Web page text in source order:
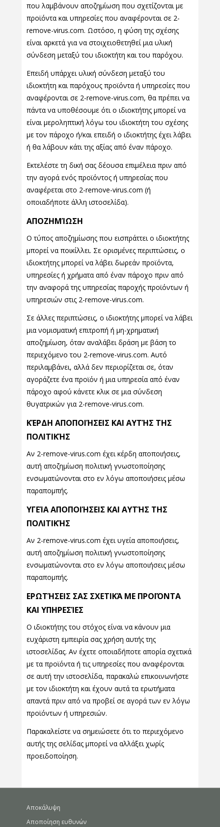
που λαμβάνουν αποζημίωση που σχετίζονται με
προϊόντα και υπηρεσίες που αναφέρονται σε 2-
remove-virus.com. Ωστόσο, η φύση της σχέσης
είναι αρκετά για να στοιχειοθετηθεί μια υλική
σύνδεση μεταξύ του ιδιοκτήτη και του παρόχου.
Επειδή υπάρχει υλική σύνδεση μεταξύ του
ιδιοκτήτη και παρόχους προϊόντα ή υπηρεσίες που
αναφέρονται σε 2-remove-virus.com, θα πρέπει να
πάντα να υποθέσουμε ότι ο ιδιοκτήτης μπορεί να
είναι μεροληπτική λόγω του ιδιοκτήτη του σχέσης
με τον πάροχο ή/και επειδή ο ιδιοκτήτης έχει λάβει
ή θα λάβουν κάτι της αξίας από έναν πάροχο.
Εκτελέστε τη δική σας δέουσα επιμέλεια πριν από
την αγορά ενός προϊόντος ή υπηρεσίας που
αναφέρεται στο 2-remove-virus.com (ή
οποιαδήποτε άλλη ιστοσελίδα).
ΑΠΟΖΗΜΊΩΣΗ
Ο τύπος αποζημίωσης που εισπράττει ο ιδιοκτήτης
μπορεί να ποικίλλει. Σε ορισμένες περιπτώσεις, ο
ιδιοκτήτης μπορεί να λάβει δωρεάν προϊόντα,
υπηρεσίες ή χρήματα από έναν πάροχο πριν από
την αναφορά της υπηρεσίας παροχής προϊόντων ή
υπηρεσιών στις 2-remove-virus.com.
Σε άλλες περιπτώσεις, ο ιδιοκτήτης μπορεί να λάβει
μια νομισματική επιτροπή ή μη-χρηματική
αποζημίωση, όταν αναλάβει δράση με βάση το
περιεχόμενο του 2-remove-virus.com. Αυτό
περιλαμβάνει, αλλά δεν περιορίζεται σε, όταν
αγοράζετε ένα προϊόν ή μια υπηρεσία από έναν
πάροχο αφού κάνετε κλικ σε μια σύνδεση
θυγατρικών για 2-remove-virus.com.
ΚΈΡΔΗ ΑΠΟΠΟΙΉΣΕΙΣ ΚΑΙ ΑΥΤΉΣ ΤΗΣ
ΠΟΛΙΤΙΚΉΣ
Αν 2-remove-virus.com έχει κέρδη αποποιήσεις,
αυτή αποζημίωση πολιτική γνωστοποίησης
ενσωματώνονται στο εν λόγω αποποιήσεις μέσω
παραπομπής.
ΥΓΕΊΑ ΑΠΟΠΟΙΉΣΕΙΣ ΚΑΙ ΑΥΤΉΣ ΤΗΣ
ΠΟΛΙΤΙΚΉΣ
Αν 2-remove-virus.com έχει υγεία αποποιήσεις,
αυτή αποζημίωση πολιτική γνωστοποίησης
ενσωματώνονται στο εν λόγω αποποιήσεις μέσω
παραπομπής.
ΕΡΩΤΉΣΕΙΣ ΣΑΣ ΣΧΕΤΙΚΆ ΜΕ ΠΡΟΪΌΝΤΑ
ΚΑΙ ΥΠΗΡΕΣΊΕΣ
Ο ιδιοκτήτης του στόχος είναι να κάνουν μια
ευχάριστη εμπειρία σας χρήση αυτής της
ιστοσελίδας. Αν έχετε οποιαδήποτε απορία σχετικά
με τα προϊόντα ή τις υπηρεσίες που αναφέρονται
σε αυτή την ιστοσελίδα, παρακαλώ επικοινωνήστε
με τον ιδιοκτήτη και έχουν αυτά τα ερωτήματα
απαντά πριν από να προβεί σε αγορά των εν λόγω
προϊόντων ή υπηρεσιών.
Παρακαλείστε να σημειώσετε ότι το περιεχόμενο
αυτής της σελίδας μπορεί να αλλάξει χωρίς
προειδοποίηση.
Αποκάλυψη
Αποποίηση ευθυνών